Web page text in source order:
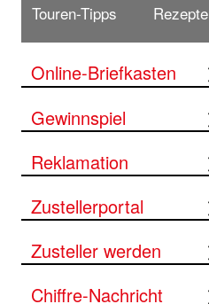
Touren-Tipps Rezepte
Online-Briefkasten
Gewinnspiel
Reklamation
Zustellerportal
Zusteller werden
Chiffre-Nachricht